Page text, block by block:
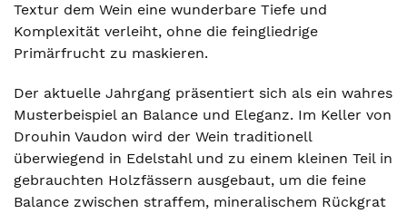
Textur dem Wein eine wunderbare Tiefe und
Komplexität verleiht, ohne die feingliedrige
Primärfrucht zu maskieren.
Der aktuelle Jahrgang präsentiert sich als ein wahres
Musterbeispiel an Balance und Eleganz. Im Keller von
Drouhin Vaudon wird der Wein traditionell
überwiegend in Edelstahl und zu einem kleinen Teil in
gebrauchten Holzfässern ausgebaut, um die feine
Balance zwischen straffem, mineralischem Rückgrat